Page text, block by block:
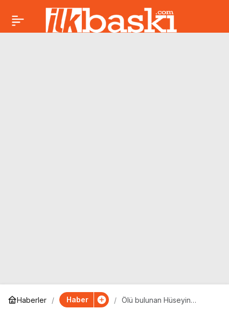
Haberler Haber
Ölü bulunan Hüseyin
B sınıfı ehliyette yeni